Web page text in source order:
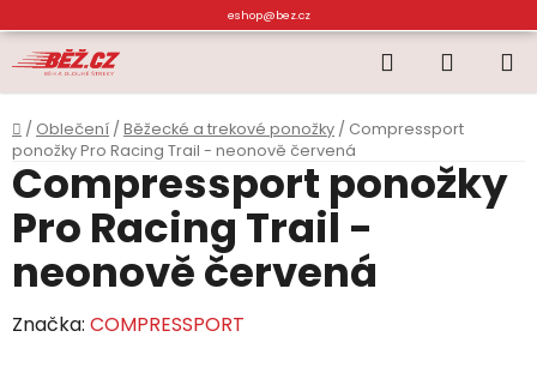
na
obsah
eshop@bez.cz
Hledat
KOŠÍK
Domů
/ Oblečení / Běžecké a trekové ponožky / Compressport
ponožky Pro Racing Trail - neonově červená
Compressport ponožky
Pro Racing Trail -
neonově červená
Značka: COMPRESSPORT